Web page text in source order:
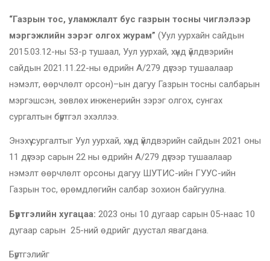
“Газрын тос, уламжлалт бус газрын тосны чиглэлээр
мэргэжлийн зэрэг олгох журам” (Уул уурхайн сайдын
2015.03.12-ны 53-р тушаал, Уул уурхай, хүнд үйлдвэрийн
сайдын 2021.11.22-ны өдрийн А/279 дүгээр тушаалаар
нэмэлт, өөрчлөлт орсон)–ын дагуу Газрын тосны салбарын
мэргэшсэн, зөвлөх инженерийн зэрэг олгох, сунгах
сургалтын бүртгэл эхэллээ.
Энэхүү сургалтыг Уул уурхай, хүнд үйлдвэрийн сайдын 2021 оны
11 дүгээр сарын 22 ны өдрийн А/279 дүгээр тушаалаар
нэмэлт өөрчлөлт орсоны дагуу ШУТИС-ийн ГУУС-ийн
Газрын тос, өрөмдлөгийн салбар зохион байгуулна.
Бүртгэлийн хугацаа: 2023 оны 10 дугаар сарын 05-наас 10
дугаар сарын 25-ний өдрийг дуустал явагдана.
Бүртгэлийг